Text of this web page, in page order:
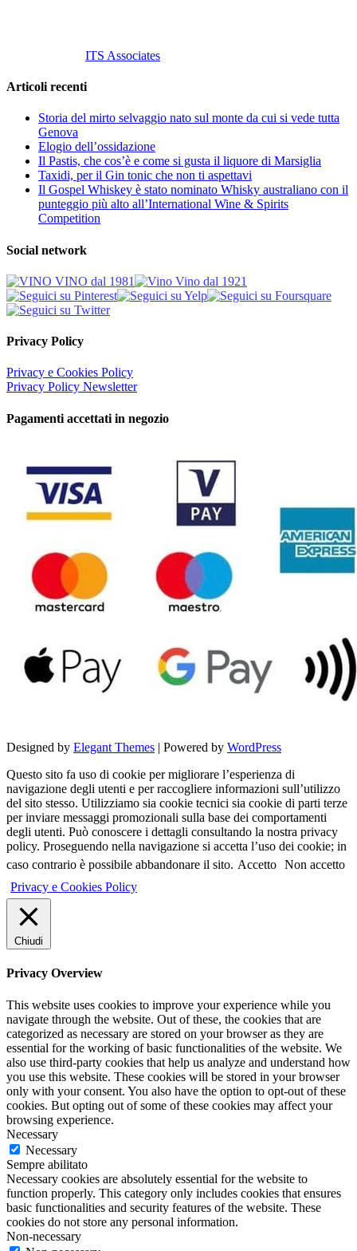
ITS Associates
Articoli recenti
Storia del mirto selvaggio nato sul monte da cui si vede tutta
Genova
Elogio dell’ossidazione
Il Pastis, che cos’è e come si gusta il liquore di Marsiglia
Taxidi, per il Gin tonic che non ti aspettavi
Il Gospel Whiskey è stato nominato Whisky australiano con il
punteggio più alto all’International Wine & Spirits
Competition
Social network
Privacy Policy
Privacy e Cookies Policy
Privacy Policy Newsletter
Pagamenti accettati in negozio
Designed by Elegant Themes | Powered by WordPress
Questo sito fa uso di cookie per migliorare l’esperienza di
navigazione degli utenti e per raccogliere informazioni sull’utilizzo
del sito stesso. Utilizziamo sia cookie tecnici sia cookie di parti terze
per inviare messaggi promozionali sulla base dei comportamenti
degli utenti. Può conoscere i dettagli consultando la nostra privacy
policy. Proseguendo nella navigazione si accetta l’uso dei cookie; in
caso contrario è possibile abbandonare il sito. Accetto Non accetto
Privacy e Cookies Policy
Chiudi
Privacy Overview
This website uses cookies to improve your experience while you
navigate through the website. Out of these, the cookies that are
categorized as necessary are stored on your browser as they are
essential for the working of basic functionalities of the website. We
also use third-party cookies that help us analyze and understand how
you use this website. These cookies will be stored in your browser
only with your consent. You also have the option to opt-out of these
cookies. But opting out of some of these cookies may affect your
browsing experience.
Necessary
Necessary
Sempre abilitato
Necessary cookies are absolutely essential for the website to
function properly. This category only includes cookies that ensures
basic functionalities and security features of the website. These
cookies do not store any personal information.
Non-necessary